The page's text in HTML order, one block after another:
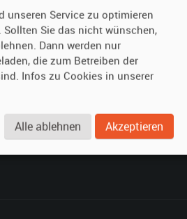
Hilfe
Häufige Fragen (FAQ)
So funktioniert's
unseren Service zu optimieren
Sie das nicht wünschen,
Dann werden nur
die zum Betreiben der
Infos zu Cookies in unserer
Alle ablehnen Akzeptieren